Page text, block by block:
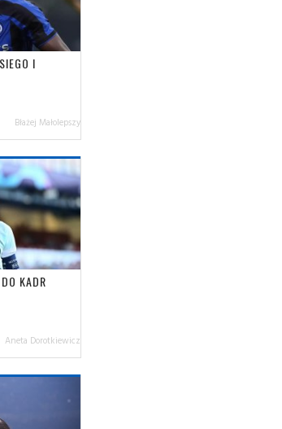
I
Błażej Małolepszy
KADR
Aneta Dorotkiewicz